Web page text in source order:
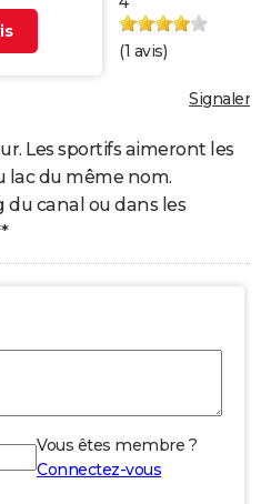
(1 avis)
Signaler
Les sportifs aimeront les
lac du même nom.
du canal ou dans les
Vous êtes membre ?
Connectez-vous